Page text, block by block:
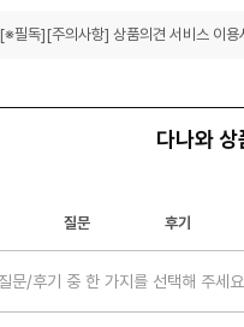
[※필독][주의사항] 상품의견 서비스 이용
다나와 상
질문 후기